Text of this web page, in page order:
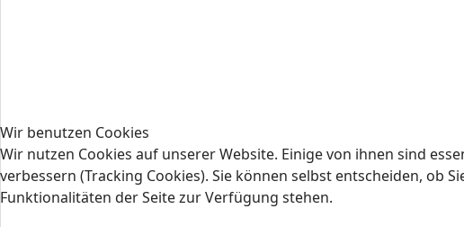
Wir benutzen Cookies
Wir nutzen Cookies auf unserer Website. Einige von ihnen sind
verbessern (Tracking Cookies). Sie können selbst entscheiden, ob
Funktionalitäten der Seite zur Verfügung stehen.